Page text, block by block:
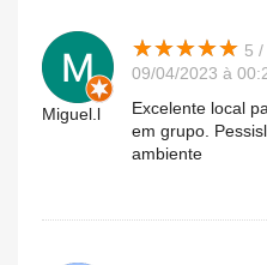
Miguel.l
★★★★★
★★★★★ 5 /
09/04/2023 à
Excelente local
em grupo.
ambiente